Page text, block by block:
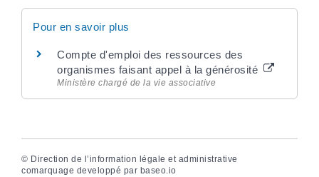
Pour en savoir plus
Compte d'emploi des ressources des
organismes faisant appel à la générosité
Ministère chargé de la vie associative
© Direction de l’information légale et administrative
comarquage developpé par baseo.io